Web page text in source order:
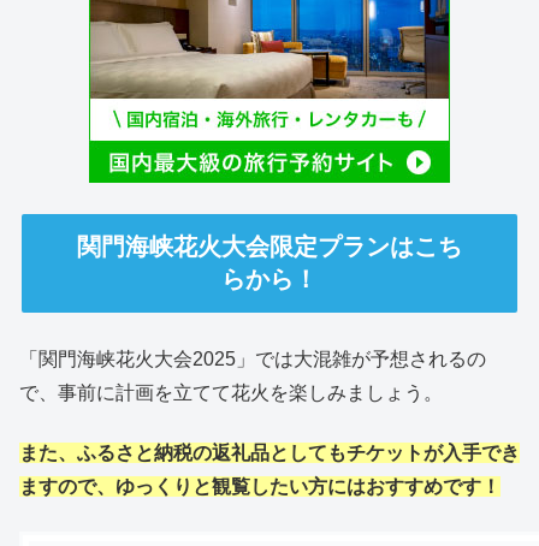
関門海峡花火大会限定プランはこち
らから！
「関門海峡花火大会2025」では大混雑が予想されるの
で、事前に計画を立てて花火を楽しみましょう。
また、ふるさと納税の返礼品としてもチケットが入手でき
ますので、ゆっくりと観覧したい方にはおすすめです！